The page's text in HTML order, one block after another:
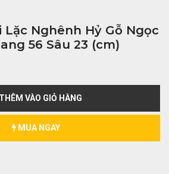
Nghênh Hỷ Gỗ Ngọc
56 Sâu 23 (cm)
THÊM VÀO GIỎ HÀNG
MUA NGAY